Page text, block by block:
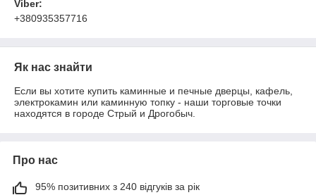
Viber:
+380935357716
Як нас знайти
Если вы хотите купить каминные и печные дверцы, кафель,
электрокамин или каминную топку - наши торговые точки
находятся в городе Стрый и Дрогобыч.
Про нас
95% позитивних з 240 відгуків за рік